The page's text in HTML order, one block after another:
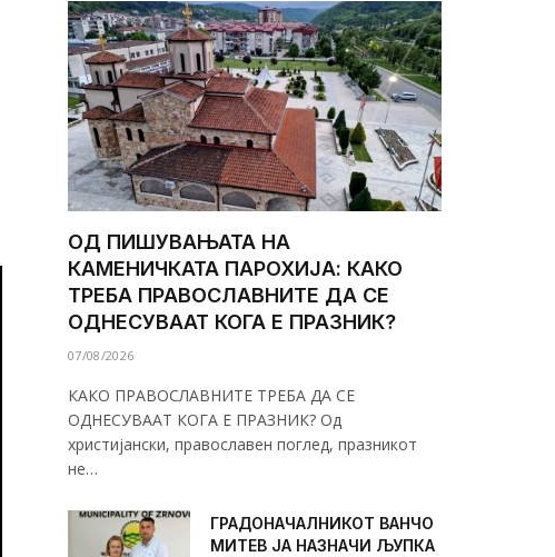
ОД ПИШУВАЊАТА НА
КАМЕНИЧКАТА ПАРОХИЈА: КАКО
ТРЕБА ПРАВОСЛАВНИТЕ ДА СЕ
ОДНЕСУВААТ КОГА Е ПРАЗНИК?
07/08/2026
КАКО ПРАВОСЛАВНИТЕ ТРЕБА ДА СЕ
ОДНЕСУВААТ КОГА Е ПРАЗНИК? Од
христијански, православен поглед, празникот
не…
ГРАДОНАЧАЛНИКОТ ВАНЧО
МИТЕВ ЈА НАЗНАЧИ ЉУПКА